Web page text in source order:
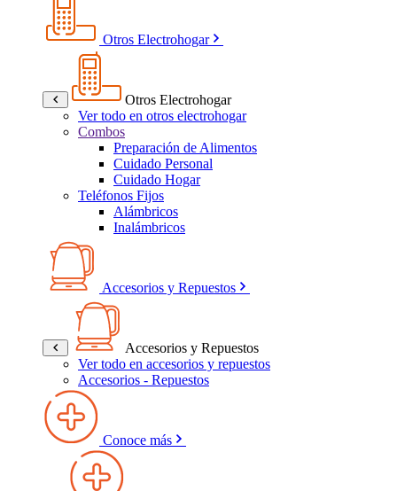
Otros Electrohogar
Otros Electrohogar
Ver todo en otros electrohogar
Combos
Preparación de Alimentos
Cuidado Personal
Cuidado Hogar
Teléfonos Fijos
Alámbricos
Inalámbricos
Accesorios y Repuestos
Accesorios y Repuestos
Ver todo en accesorios y repuestos
Accesorios - Repuestos
Conoce más